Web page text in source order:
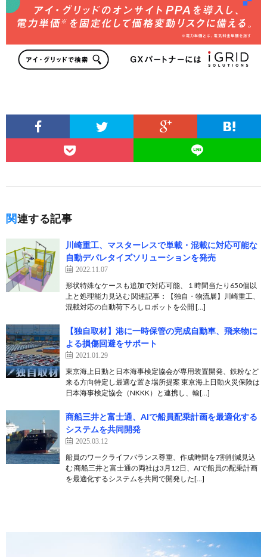
関連する記事
川崎重工、マスターレスで単載・混載に対応可能な
自動デパレタイズソリューションを発売
2022.11.07
形状特殊なケースも追加で対応可能、１時間当たり650個以
上と処理能力見込む 関連記事：【独自・物流展】川崎重工、
混載対応の自動荷下ろしロボットを公開 […]
【独自取材】港に一時保管の完成自動車、飛来物に
よる損傷回避をサポート
2021.01.29
東京海上日動と日本海事検定協会が専用装置開発、鉄粉など
来る方向特定し最適な置き場所提案 東京海上日動火災保険は
日本海事検定協会（NKKK）と連携し、輸[…]
商船三井と富士通、AIで船員配乗計画を最適化する
システムを共同開発
2025.03.12
船員のワークライフバランス尊重、作成時間を7割削減見込
む 商船三井と富士通の両社は3月12日、AIで船員の配乗計画
を最適化するシステムを共同で開発した[…]